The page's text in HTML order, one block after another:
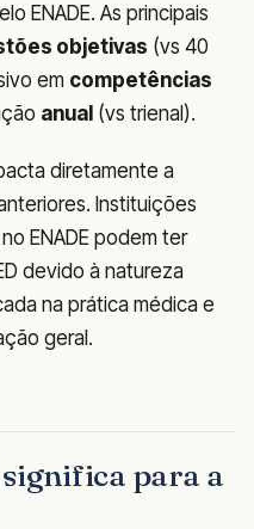
ENADE. As principais
objetivas (vs 40
em competências
anual (vs trienal).
diretamente a
Instituições
ENADE podem ter
devido à natureza
na prática médica e
geral.
significa para a